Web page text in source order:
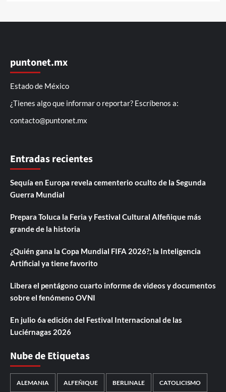
puntonet.mx
Estado de México
¿Tienes algo que informar o reportar? Escríbenos a:
contacto@puntonet.mx
Entradas recientes
Sequía en Europa revela cementerio oculto de la Segunda
Guerra Mundial
Prepara Toluca la Feria y Festival Cultural Alfeñique más
grande de la historia
¿Quién gana la Copa Mundial FIFA 2026?; la Inteligencia
Artificial ya tiene favorito
Libera el pentágono cuarto informe de videos y documentos
sobre el fenómeno OVNI
En julio 6a edición del Festival Internacional de las
Luciérnagas 2026
Nube de Etiquetas
ALEMANIA ALFEÑIQUE BERLINALE CATOLICISMO